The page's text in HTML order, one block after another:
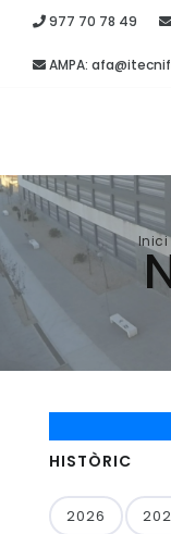
977 70 78 49
AMPA:
INICI
EL CENTRE
SECRETARIA
PROJECTES
ITEC MÈDIA
CONTACTE
Inici
HISTÒRIC
2026